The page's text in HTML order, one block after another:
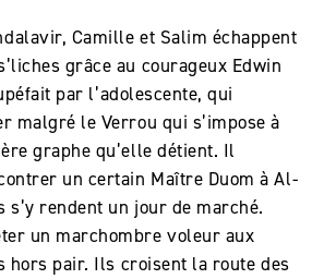
Camille et Salim échappent
grâce au courageux Edwin
par l’adolescente, qui
malgré le Verrou qui s’impose à
graphe qu’elle détient. Il
un certain Maître Duom à Al-
s’y rendent un jour de marché.
un marchombre voleur aux
hors pair. Ils croisent la route des